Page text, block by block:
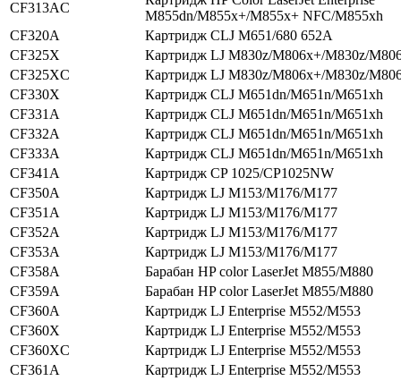
CF313AC
M855dn/M855x+/M855x+ NFC/M855xh
CF320A
Картридж CLJ M651/680 652A
CF325X
Картридж LJ M830z/M806x+/M830z/
CF325XC
Картридж LJ M830z/M806x+/M830z/
CF330X
Картридж CLJ M651dn/M651n/M651xh
CF331A
Картридж CLJ M651dn/M651n/M651xh
CF332A
Картридж CLJ M651dn/M651n/M651xh
CF333A
Картридж CLJ M651dn/M651n/M651xh
CF341A
Картридж CP 1025/CP1025NW
CF350A
Картридж LJ M153/M176/M177
CF351A
Картридж LJ M153/M176/M177
CF352A
Картридж LJ M153/M176/M177
CF353A
Картридж LJ M153/M176/M177
CF358A
Барабан HP color LaserJet M855/M880
CF359A
Барабан HP color LaserJet M855/M880
CF360A
Картридж LJ Enterprise M552/M553
CF360X
Картридж LJ Enterprise M552/M553
CF360XC
Картридж LJ Enterprise M552/M553
CF361A
Картридж LJ Enterprise M552/M553